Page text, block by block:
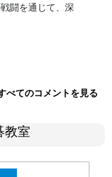
闘を通じて、深
べてのコメントを見る
教室